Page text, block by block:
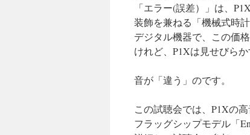
「エラー(誤差）」は、
装飾を兼ねる「機械式時
デジタル機器で、この価
けれど、P1Xは見せびら
音が「違う」のです。
この試聴会では、P1Xの
フラッグシップモデル「